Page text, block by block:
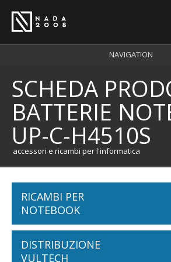
carrello 0
login
registrazione
NAVIGATION
SCHEDA
BATTERIE
UP-C-H4510S
accessori e ricambi per l'informatica
RICAMBI PER
NOTEBOOK
Batterie Notebook
DISTRIBUZIONE
VULTECH